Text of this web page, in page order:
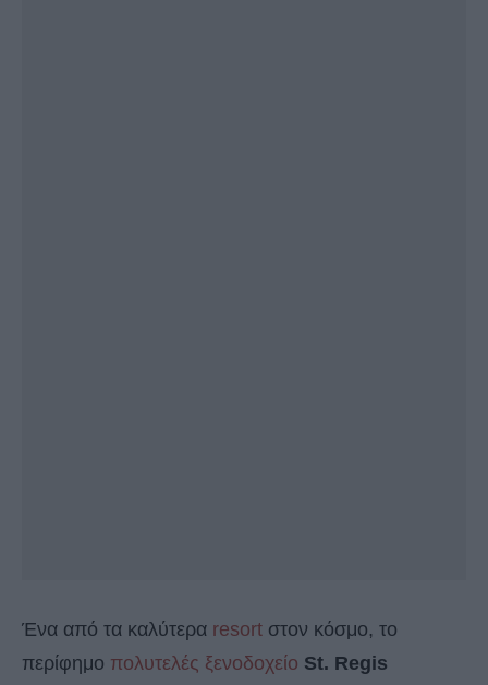
Ένα από τα καλύτερα resort στον κόσμο, το
περίφημο πολυτελές ξενοδοχείο St. Regis